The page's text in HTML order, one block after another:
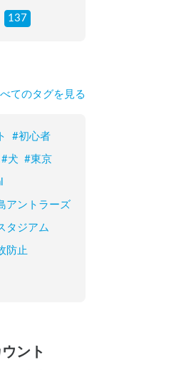
137
てのタグを見る
#初心者
#犬 #東京
アントラーズ
タジアム
防止
ント